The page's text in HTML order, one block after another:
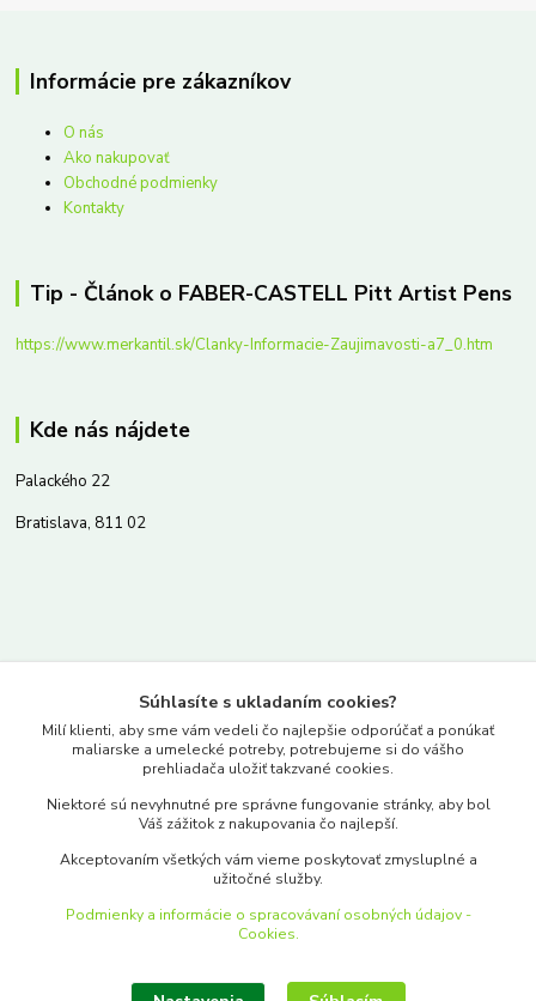
Informácie pre zákazníkov
O nás
Ako nakupovať
Obchodné podmienky
Kontakty
Tip - Článok o FABER-CASTELL Pitt Artist Pens
https://www.merkantil.sk/Clanky-Informacie-Zaujimavosti-a7_0.htm
Kde nás nájdete
Palackého 22
Bratislava, 811 02
www.merkantil.sk
Pondelok-Piatok: 9.00-17.00hod.
objednavky@merkantil-obchod.sk
Súhlasíte s ukladaním cookies?
Milí klienti, aby sme vám vedeli čo najlepšie odporúčať a ponúkať
maliarske a umelecké potreby, potrebujeme si do vášho
prehliadača uložiť takzvané cookies.
Niektoré sú nevyhnutné pre správne fungovanie stránky, aby bol
Váš zážitok z nakupovania čo najlepší.
Akceptovaním všetkých vám vieme poskytovať zmysluplné a
užitočné služby.
Podmienky a informácie o spracovávaní osobných údajov -
Cookies.